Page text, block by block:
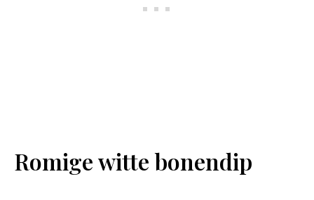
Romige witte bonendip